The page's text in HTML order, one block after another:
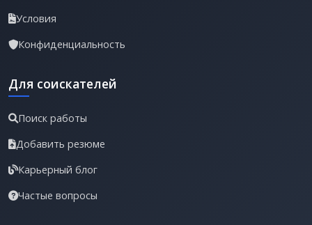
Условия
Конфиденциальность
Для соискателей
Поиск работы
Добавить резюме
Карьерный блог
Частые вопросы